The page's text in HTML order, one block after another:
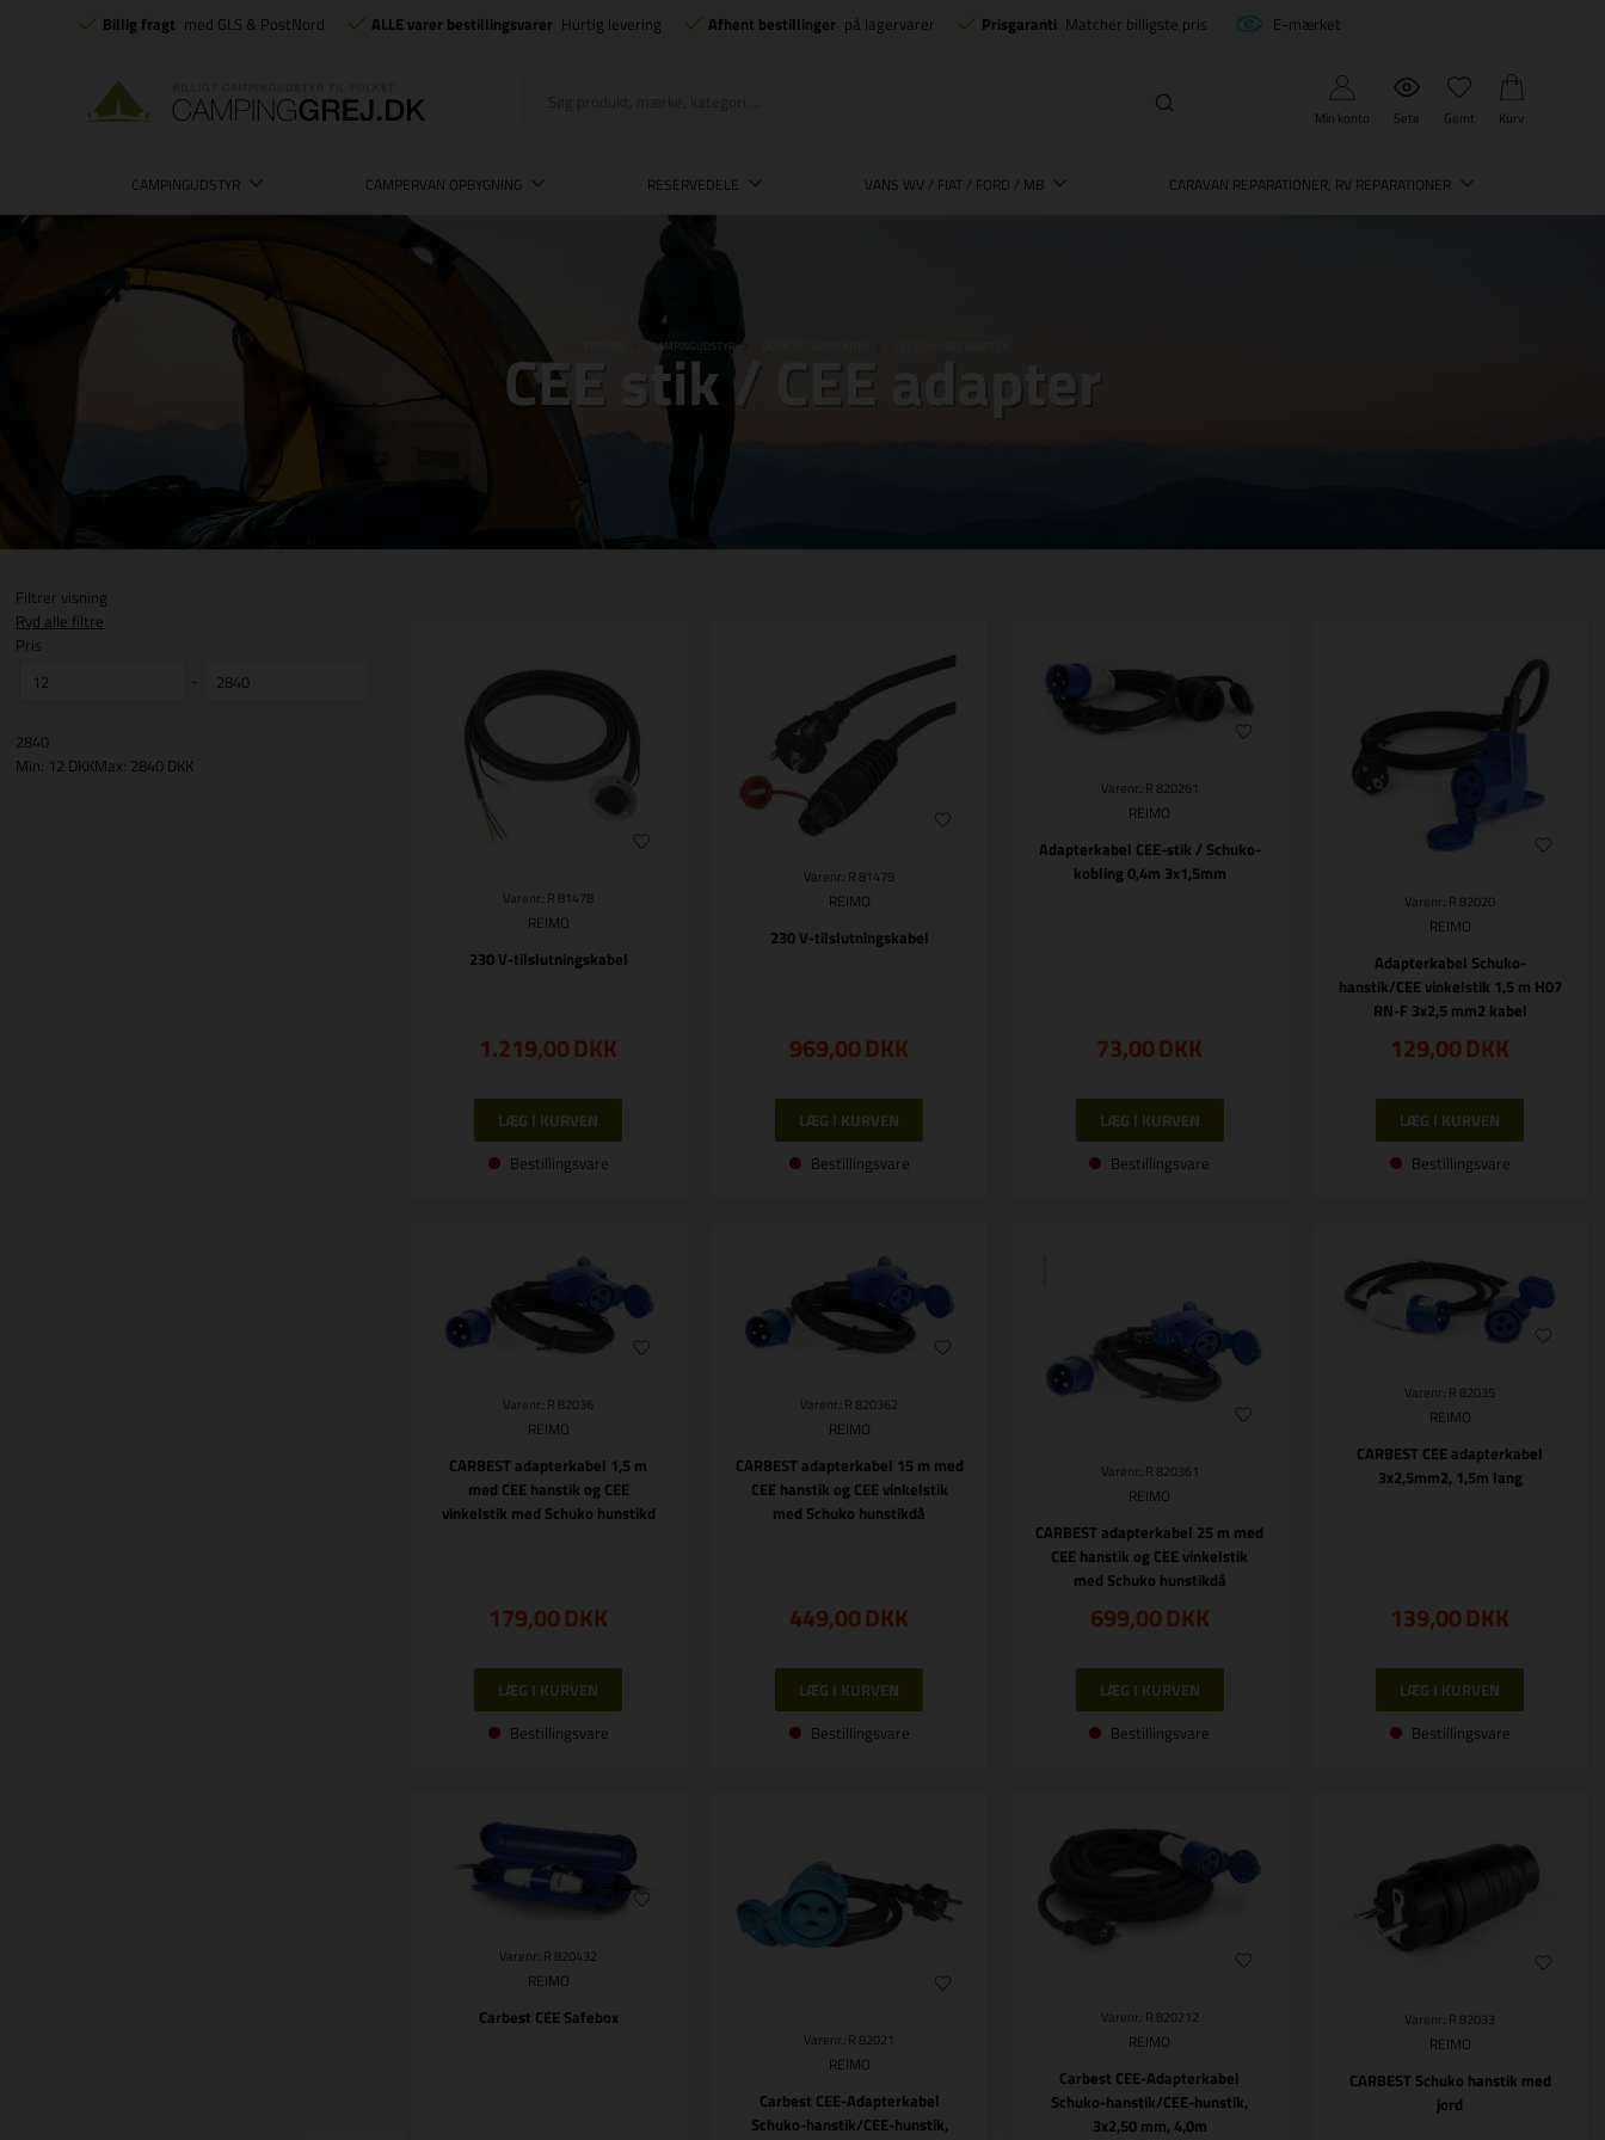
Billig fragt med GLS & PostNord ALLE varer bestillingsvarer Hurtig levering Afhent bestillinger på lagervarer Prisgaranti Matcher billigste pris E-mærket
Min konto Sete Gemt Kurv
CAMPINGUDSTYR CAMPERVAN OPBYGNING RESERVEDELE VANS WV / FIAT / FORD / MB CARAVAN REPARATIONER, RV REPARATIONER
CAMPINGUDSTYR
CEE stik / CEE adapter
Filtrer visning
Ryd alle filtre
Pris
-
2840
Min: 12 DKKMax: 2840 DKK
Varenr.: R 81478
REIMO
230 V-tilslutningskabel
1.219,00DKK
Bestillingsvare
Varenr.: R 81479
REIMO
230 V-tilslutningskabel
969,00DKK
Bestillingsvare
Varenr.: R 820261
REIMO
Adapterkabel CEE-stik / Schuko-
kobling 0,4m 3x1,5mm
73,00DKK
Bestillingsvare
Varenr.: R 82020
REIMO
Adapterkabel Schuko-
hanstik/CEE vinkelstik 1,5 m H07
RN-F 3x2,5 mm2 kabel
129,00DKK
Bestillingsvare
Varenr.: R 82036
REIMO
CARBEST adapterkabel 1,5 m
med CEE hanstik og CEE
vinkelstik med Schuko hunstikd
179,00DKK
Bestillingsvare
Varenr.: R 820362
REIMO
CARBEST adapterkabel 15 m med
CEE hanstik og CEE vinkelstik
med Schuko hunstikdå
449,00DKK
Bestillingsvare
Varenr.: R 820361
REIMO
CARBEST adapterkabel 25 m med
CEE hanstik og CEE vinkelstik
med Schuko hunstikdå
699,00DKK
Bestillingsvare
Varenr.: R 82035
REIMO
CARBEST CEE adapterkabel
3x2,5mm2, 1,5m lang
139,00DKK
Bestillingsvare
Varenr.: R 820432
REIMO
Carbest CEE Safebox
Varenr.: R 82021
REIMO
Carbest CEE-Adapterkabel
Schuko-hanstik/CEE-hunstik,
Varenr.: R 820212
REIMO
Carbest CEE-Adapterkabel
Schuko-hanstik/CEE-hunstik,
3x2,50 mm, 4,0m
Varenr.: R 82033
REIMO
CARBEST Schuko hanstik med
jord